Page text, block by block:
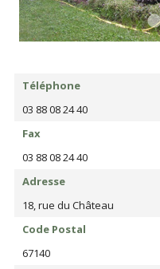
Téléphone
03 88 08 24 40
Fax
03 88 08 24 40
Adresse
18, rue du Château
Code Postal
67140